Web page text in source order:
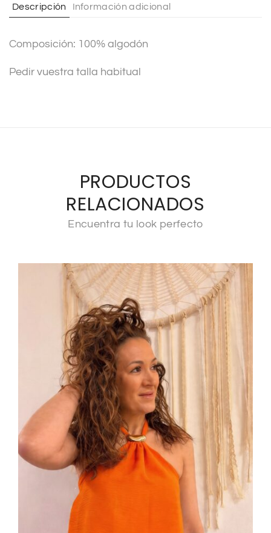
i
e
:
Descripción Información adicional
Composición: 100% algodón
Pedir vuestra talla habitual
PRODUCTOS
RELACIONADOS
Encuentra tu look perfecto